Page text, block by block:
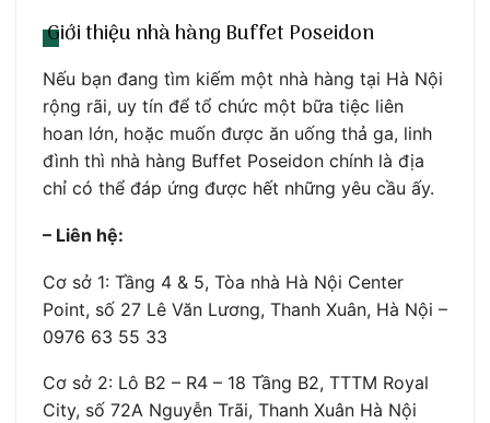
Giới thiệu nhà hàng Buffet Poseidon
Nếu bạn đang tìm kiếm một nhà hàng tại Hà Nội
rộng rãi, uy tín để tổ chức một bữa tiệc liên
hoan lớn, hoặc muốn được ăn uống thả ga, linh
đình thì nhà hàng Buffet Poseidon chính là địa
chỉ có thể đáp ứng được hết những yêu cầu ấy.
– Liên hệ:
Cơ sở 1: Tầng 4 & 5, Tòa nhà Hà Nội Center
Point, số 27 Lê Văn Lương, Thanh Xuân, Hà Nội –
0976 63 55 33
Cơ sở 2: Lô B2 – R4 – 18 Tầng B2, TTTM Royal
City, số 72A Nguyễn Trãi, Thanh Xuân Hà Nội